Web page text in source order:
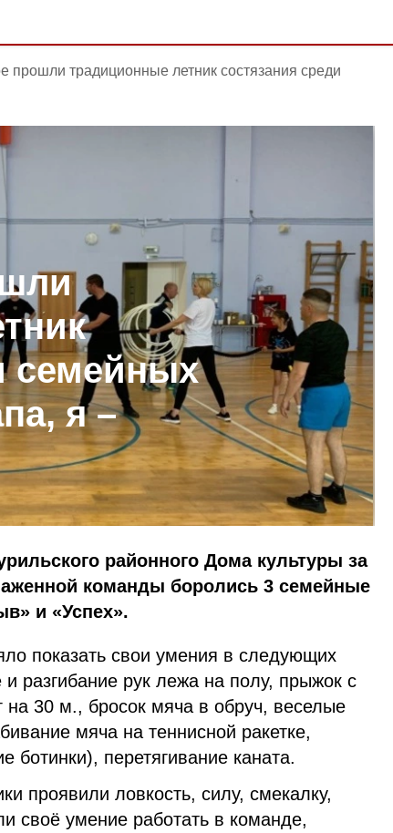
прошли традиционные летник состязания среди
семейных
я –
районного Дома культуры за
команды боролись 3 семейные
и «Успех».
показать свои умения в следующих
разгибание рук лежа на полу, прыжок с
30 м., бросок мяча в обруч, веселые
мяча на теннисной ракетке,
ботинки), перетягивание каната.
проявили ловкость, силу, смекалку,
своё умение работать в команде,